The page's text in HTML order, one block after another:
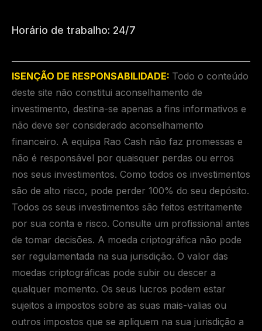
Horário de trabalho: 24/7
ISENÇÃO DE RESPONSABILIDADE: Todo o conteúdo
deste site não constitui aconselhamento de
investimento, destina-se apenas a fins informativos e
não deve ser considerado aconselhamento
financeiro. A equipa Rao Cash não faz promessas e
não é responsável por quaisquer perdas ou erros
nos seus investimentos. Como todos os investimentos
são de alto risco, pode perder 100% do seu depósito.
Todos os seus investimentos são feitos estritamente
por sua conta e risco. Consulte um profissional antes
de tomar decisões. A moeda criptográfica não pode
ser regulamentada na sua jurisdição. O valor das
moedas criptográficas pode subir ou descer a
qualquer momento. Os seus lucros podem estar
sujeitos a impostos sobre as suas mais-valias ou
outros impostos que se apliquem na sua jurisdição a